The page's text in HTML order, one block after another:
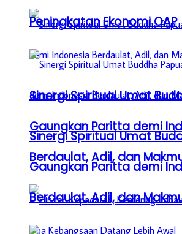
Sinergi Spiritual Umat
Gaungkan Paritta demi
Berdaulat, Adil, dan
Peningkatan Ekonomi OAP
Sinergi Spiritual Umat
Gaungkan Paritta demi
Berdaulat, Adil, dan